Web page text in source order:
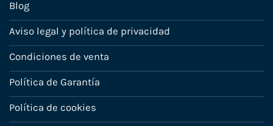
Blog
Aviso legal y política de privacidad
Condiciones de venta
Política de Garantía
Política de cookies